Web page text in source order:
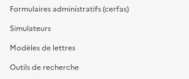
Formulaires administratifs (cerfas)
Simulateurs
Modèles de lettres
Outils de recherche